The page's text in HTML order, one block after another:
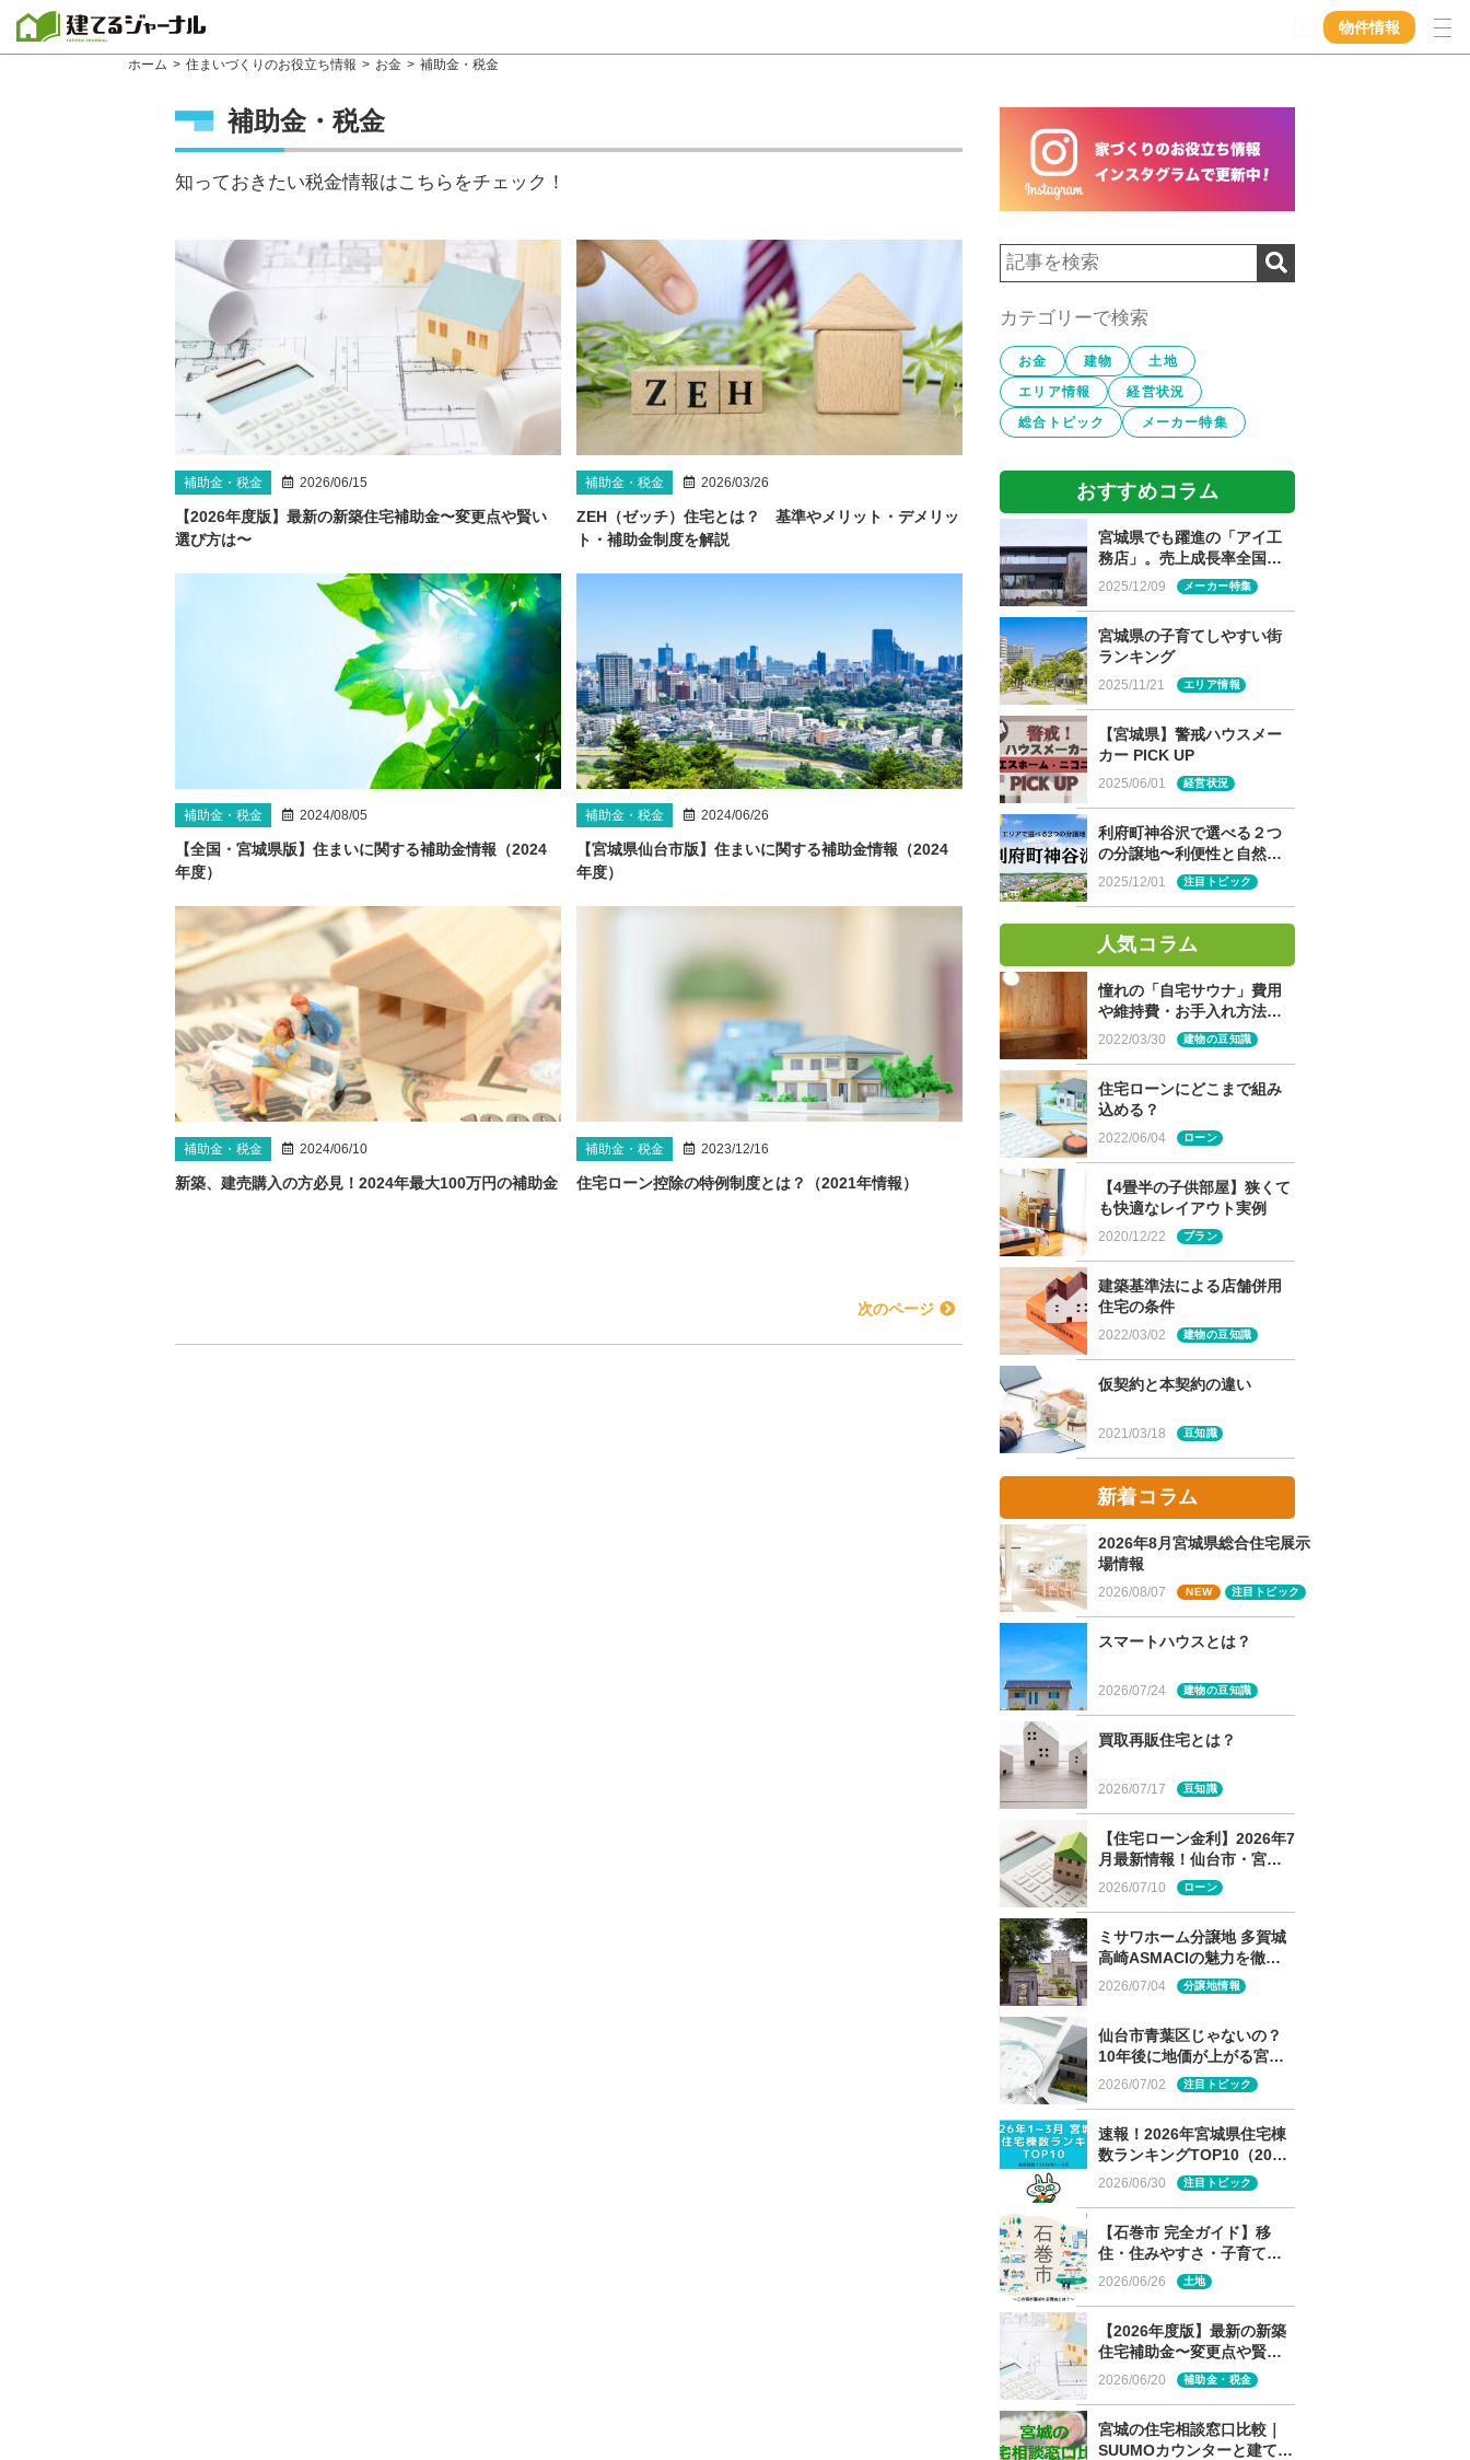
物件情報
ホーム 住まいづくりのお役立ち情報 お金 補助金・税金
補助金・税金
知っておきたい税金情報はこちらをチェック！
補助金・税金 2026/06/15
【2026年度版】最新の新築住宅補助金〜変更点や賢い
選び方は〜
補助金・税金 2026/03/26
ZEH（ゼッチ）住宅とは？ 基準やメリット・デメリッ
ト・補助金制度を解説
補助金・税金 2024/08/05
【全国・宮城県版】住まいに関する補助金情報（2024
年度）
補助金・税金 2024/06/26
【宮城県仙台市版】住まいに関する補助金情報（2024
年度）
補助金・税金 2024/06/10
新築、建売購入の方必見！2024年最大100万円の補助金
補助金・税金 2023/12/16
住宅ローン控除の特例制度とは？（2021年情報）
次のページ
カテゴリーで検索
お金 建物
土地
エリア情報
経営状況
総合トピック
メーカー特集
おすすめコラム
宮城県でも躍進の「アイ工
務店」。売上成長率全国
NO.1の魅力に迫る！
2025/12/09 メーカー特集
宮城県の子育てしやすい街
ランキング
2025/11/21 エリア情報
【宮城県】警戒ハウスメー
カー PICK UP
2025/06/01 経営状況
利府町神谷沢で選べる２つ
の分譲地〜利便性と自然が
両立する住環境〜
2025/12/01 注目トピック
人気コラム
憧れの「自宅サウナ」費用
や維持費・お手入れ方法
は？
2022/03/30 建物の豆知識
住宅ローンにどこまで組み
込める？
2022/06/04 ローン
【4畳半の子供部屋】狭くて
も快適なレイアウト実例
2020/12/22 プラン
建築基準法による店舗併用
住宅の条件
2022/03/02 建物の豆知識
仮契約と本契約の違い
2021/03/18 豆知識
新着コラム
2026年8月宮城県総合住宅展示
場情報
2026/08/07 NEW 注目トピック
スマートハウスとは？
2026/07/24 建物の豆知識
買取再販住宅とは？
2026/07/17 豆知識
【住宅ローン金利】2026年7
月最新情報！仙台市・宮城
県版のフラット35・各銀行
2026/07/10 ローン
ミサワホーム分譲地 多賀城
高崎ASMACIの魅力を徹底
解説
2026/07/04 分譲地情報
仙台市青葉区じゃないの？
10年後に地価が上がる宮城
の街ランキング、まさかの
2026/07/02 注目トピック
速報！2026年宮城県住宅棟
数ランキングTOP10（2026
年1～3月）
2026/06/30 注目トピック
【石巻市 完全ガイド】移
住・住みやすさ・子育て～
この街が選ばれる理由と
2026/06/26 土地
【2026年度版】最新の新築
住宅補助金〜変更点や賢い
選び方は〜
2026/06/20 補助金・税金
宮城の住宅相談窓口比較｜
SUUMOカウンターと建てる